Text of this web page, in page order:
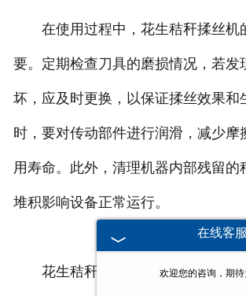
在使用过程中，花生秸秆揉丝机
要。定期检查刀具的磨损情况，若发
坏，应及时更换，以保证揉丝效果和
时，要对传动部件进行润滑，减少摩
用寿命。此外，清理机器内部残留的
堆积影响设备正常运行。
花生秸秆揉丝机凭借其独特的工
在线客服
欢迎您的咨询，期